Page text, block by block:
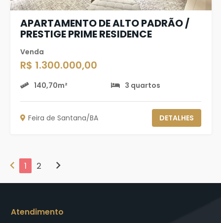
APARTAMENTO DE ALTO PADRÃO /
PRESTIGE PRIME RESIDENCE
Venda
R$ 1.300.000,00
140,70m² 3 quartos
Feira de Santana/BA DETALHES
chevron_left 1 2 chevron_right
Atendimento